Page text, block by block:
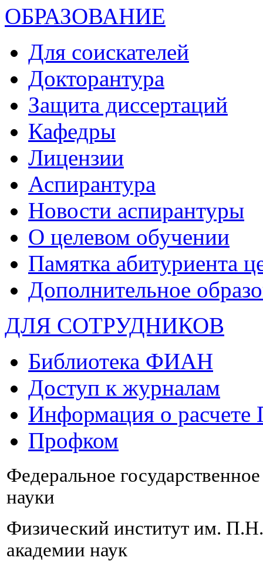
ОБРАЗОВАНИЕ
Для соискателей
Докторантура
Защита диссертаций
Кафедры
Лицензии
Аспирантура
Новости аспирантуры
О целевом обучении
Памятка абитуриента
Дополнительное
ДЛЯ СОТРУДНИКОВ
Библиотека ФИАН
Доступ к журналам
Информация о
Профком
Федеральное
науки
Физический институт им.
академии наук